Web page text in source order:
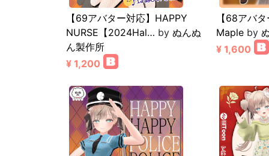
【69アバター対応】HAPPY
NURSE【2024Hal… by ぬんぬ
ん製作所
¥ 1,200
【68アバ
Maple by
¥ 1,600